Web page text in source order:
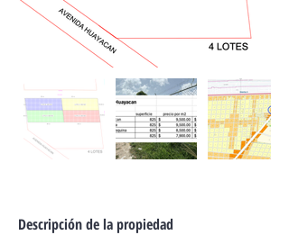
Descripción de la propiedad